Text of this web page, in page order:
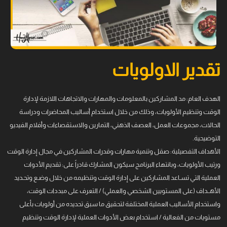
تقدير الاولويات
الهدف العام: مد المشاركين بالمعلومات والمهارات والاتجاهات اللازمة لإدارة
الوقت وتنظيم الأولويات، وذلك من خلال استخدام أساليب المحاضرات ودراسة
الحالات، مجموعات العمل، العصف الذهني، التمارين والاستقصاءات وأفلام الفيديو
التوضيحية.
الأهداف التفصيلية: صقل وتنمية مهارات وقدرات المشاركين في مجال إدارة الوقت
ورتيب الأولويات، وبانتهاء البرنامج سيكون المشارك قادراً على: تقديم الأدوات
العملية التي تسـاعد المشاركين على إدارة الوقت وتنظيمه من خلال وضـع وتحـديد
الأهــداف (على المستويين الشخصي والعملي) / التعرف على مبددات الوقت،
واستخدام الأساليب العملية المختلفة لتحقيق ما سبق تحديده من أولويات بأعلى
مستويات من الفعالية / استخدام بعض الأدوات العملية لإدارة الوقت وتنظيم